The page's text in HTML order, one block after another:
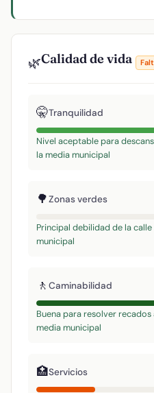
🌿Calidad de vida
🤫Tranquilidad
Nivel aceptable para
la media municipal
🌳Zonas verdes
Principal debilidad de la
municipal
🚶 Caminabilidad
Buena para resolver
media municipal
🏥Servicios